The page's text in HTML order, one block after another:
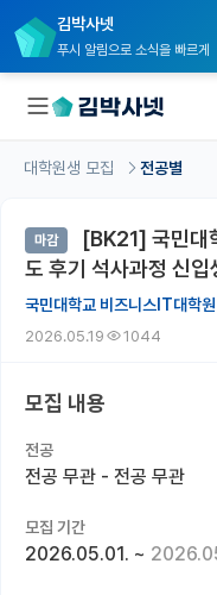
김박사넷
푸시 알림으로 소식을 빠르게
대학원생 모집 홈
기관별 모집 정보
연구실별 모집 정보
전공별 모집 정보
국내대학원 정보
연구실&오픈랩
대학원생 모집 전공별
마감
[BK21] 국민대
도 후기 석사과정 신
국민대학교 비즈니스IT대학원
2026.05.19 1044
모집 내용
전공
전공 무관 - 전공 무관
모집 기간
2026.05.01. ~